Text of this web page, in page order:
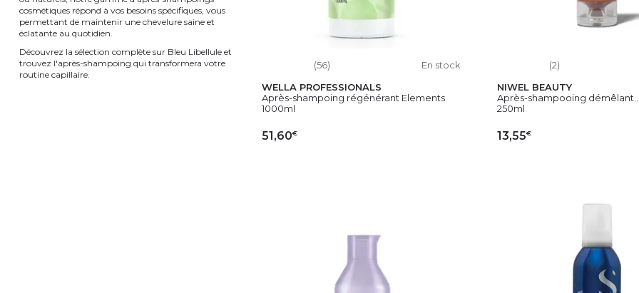
(56)
En stock
WELLA PROFESSIONALS
Après-shampoing régénérant Elements
1000ml
51,60€
(2)
NIWEL BEAUTY
Après-shampooing
250ml
13,55€
cosmétiques répond à vos besoins spécifiques, vous
permettant de maintenir une chevelure saine et
éclatante au quotidien.
Découvrez la sélection complète sur Bleu Libellule et
trouvez l'après-shampoing qui transformera votre
routine capillaire.